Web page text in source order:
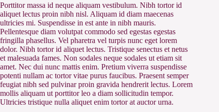
Porttitor massa id neque aliquam vestibulum. Nibh tortor id
aliquet lectus proin nibh nisl. Aliquam id diam maecenas
ultricies mi. Suspendisse in est ante in nibh mauris.
Pellentesque diam volutpat commodo sed egestas egestas
fringilla phasellus. Vel pharetra vel turpis nunc eget lorem
dolor. Nibh tortor id aliquet lectus. Tristique senectus et netus
et malesuada fames. Non sodales neque sodales ut etiam sit
amet. Nec dui nunc mattis enim. Pretium viverra suspendisse
potenti nullam ac tortor vitae purus faucibus. Praesent semper
feugiat nibh sed pulvinar proin gravida hendrerit lectus. Lorem
mollis aliquam ut porttitor leo a diam sollicitudin tempor.
Ultricies tristique nulla aliquet enim tortor at auctor urna.